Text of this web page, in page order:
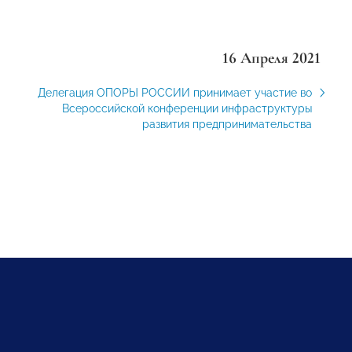
16 Апреля 2021
Делегация ОПОРЫ РОССИИ принимает участие во
Всероссийской конференции инфраструктуры
развития предпринимательства